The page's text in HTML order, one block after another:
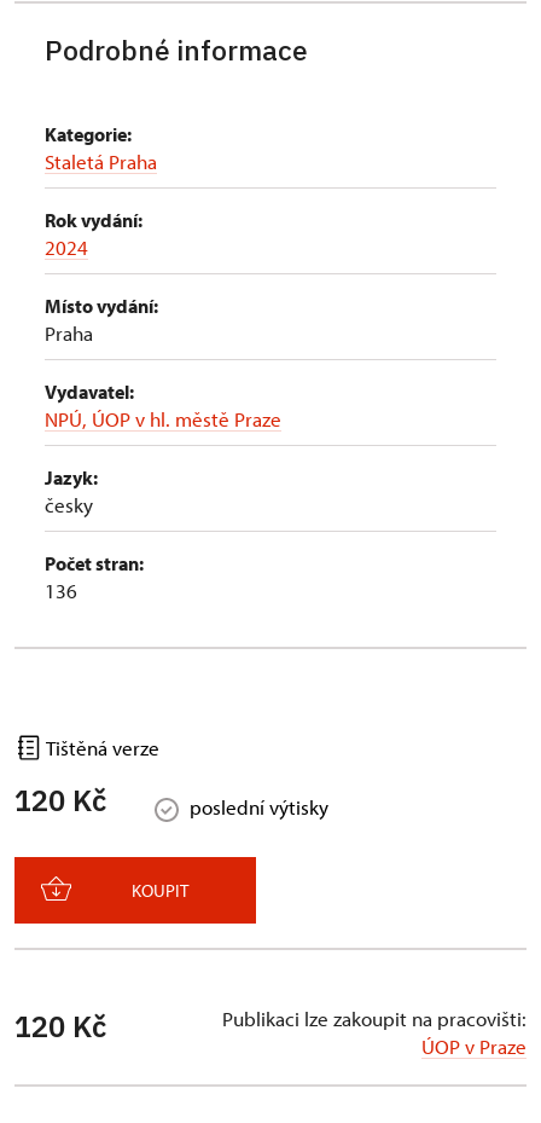
Podrobné informace
Kategorie:
Staletá Praha
Rok vydání:
2024
Místo vydání:
Praha
Vydavatel:
NPÚ, ÚOP v hl. městě Praze
Jazyk:
česky
Počet stran:
136
Tištěná verze
120 Kč poslední výtisky
KOUPIT
120 Kč
Publikaci lze zakoupit na pracovišti:
ÚOP v Praze